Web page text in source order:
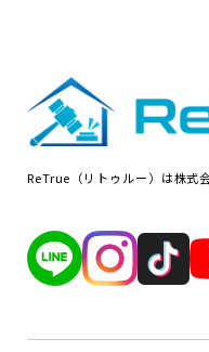
ReTrue（リトゥルー）は株式